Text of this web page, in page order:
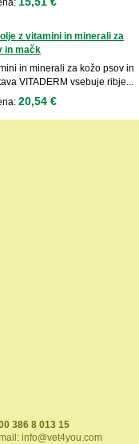
z vitamini in minerali za
in mačk
in minerali za kožo psov in
VITADERM vsebuje ribje...
20,54 €
386 8 013 15
info@vet4you.com